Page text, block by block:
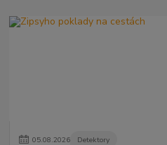
05.08.2026 Detektory